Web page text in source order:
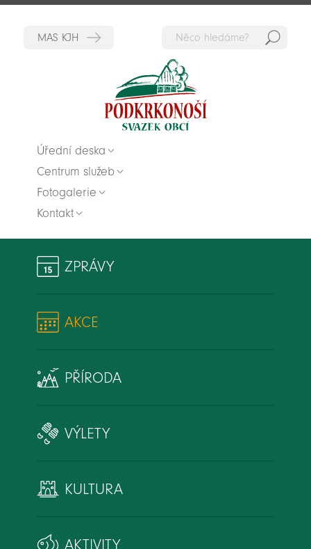
Úřední deska
Centrum služeb
Fotogalerie
Kontakt
ZPRÁVY
AKCE
PŘÍRODA
VÝLETY
KULTURA
AKTIVITY